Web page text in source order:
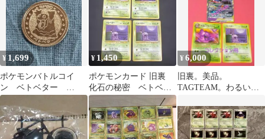
¥1,699
ポケモンバトルコイ
ン ベトベター
Nintendo 当時物 平成
レトロ レア
¥ 1,450
ポケモンカード 旧裏
化石の秘密 ベトベタ
ー 4枚セット
¥6,000
旧裏。美品。
TAGTEAM。わるいベ
クなポケモンカード3枚